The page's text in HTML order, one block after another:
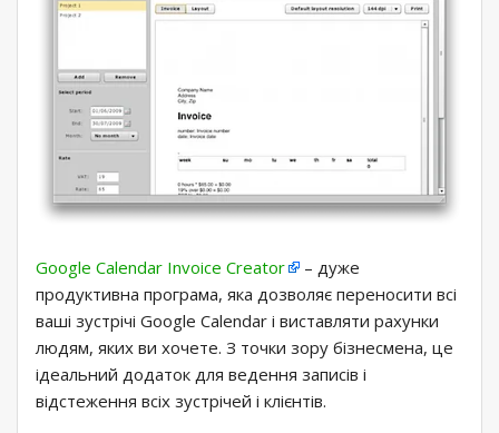
Google Calendar Invoice Creator
– дуже
продуктивна програма, яка дозволяє переносити всі
ваші зустрічі Google Calendar і виставляти рахунки
людям, яких ви хочете. З точки зору бізнесмена, це
ідеальний додаток для ведення записів і
відстеження всіх зустрічей і клієнтів.